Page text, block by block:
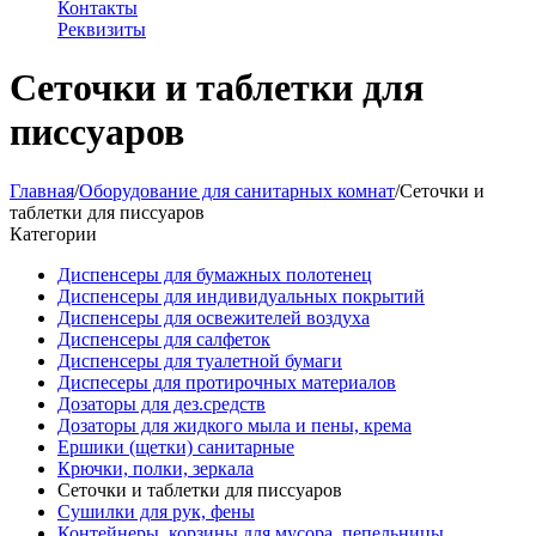
Контакты
Реквизиты
Сеточки и таблетки для
писсуаров
Главная/Оборудование для санитарных комнат/Сеточки и
таблетки для писсуаров
Категории
Диспенсеры для бумажных полотенец
Диспенсеры для индивидуальных покрытий
Диспенсеры для освежителей воздуха
Диспенсеры для салфеток
Диспенсеры для туалетной бумаги
Диспесеры для протирочных материалов
Дозаторы для дез.средств
Дозаторы для жидкого мыла и пены, крема
Ершики (щетки) санитарные
Крючки, полки, зеркала
Сеточки и таблетки для писсуаров
Сушилки для рук, фены